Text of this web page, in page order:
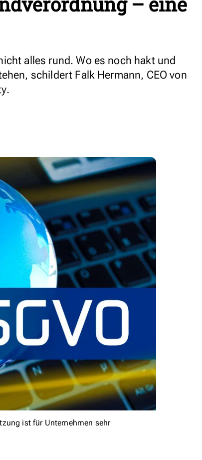
alles rund. Wo es noch hakt und
schildert Falk Hermann, CEO von
ist für Unternehmen sehr